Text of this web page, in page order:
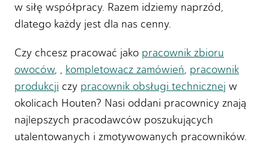
w siłę współpracy. Razem idziemy naprzód,
dlatego każdy jest dla nas cenny.
Czy chcesz pracować jako pracownik zbioru
owoców, , kompletowacz zamówień, pracownik
produkcji czy pracownik obsługi technicznej w
okolicach Houten? Nasi oddani pracownicy znają
najlepszych pracodawców poszukujących
utalentowanych i zmotywowanych pracowników.